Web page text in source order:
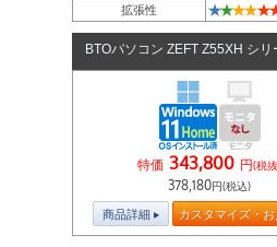
拡張性 ★★★★★
BTOパソコン ZEFT Z55XH シリ
特価 343,800 円(税
378,180円(税込)
商品詳細 カスタマイズ・